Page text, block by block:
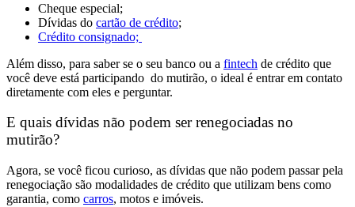
Cheque especial;
Dívidas do cartão de crédito;
Crédito consignado;
Além disso, para saber se o seu banco ou a fintech de crédito que
você deve está participando do mutirão, o ideal é entrar em contato
diretamente com eles e perguntar.
E quais dívidas não podem ser renegociadas no
mutirão?
Agora, se você ficou curioso, as dívidas que não podem passar pela
renegociação são modalidades de crédito que utilizam bens como
garantia, como carros, motos e imóveis.